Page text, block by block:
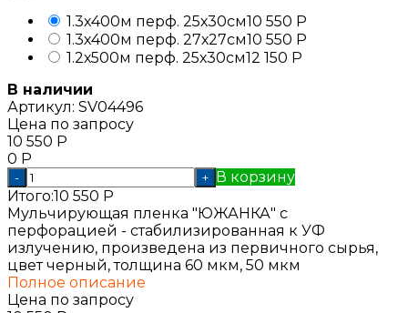
1.3х400м перф. 25х30см10 550 Р
1.3х400м перф. 27х27см10 550 Р
1.2х500м перф. 25х30см12 150 Р
В наличии
Артикул: SV04496
Цена по запросу
10 550 Р
0 Р
- + В корзину
Итого:10 550 Р
Мульчирующая пленка "ЮЖАНКА" с
перфорацией - стабилизированная к УФ
излучению, произведена из первичного сырья,
цвет черный, толщина 60 мкм, 50 мкм
Полное описание
Цена по запросу